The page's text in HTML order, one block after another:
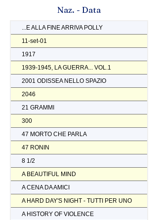
Naz. - Data
...E ALLA FINE ARRIVA POLLY
11-set-01
1917
1939-1945, LA GUERRA... VOL.1
2001 ODISSEA NELLO SPAZIO
2046
21 GRAMMI
300
47 MORTO CHE PARLA
47 RONIN
8 1/2
A BEAUTIFUL MIND
A CENA DA AMICI
A HARD DAY'S NIGHT - TUTTI PER UNO
A HISTORY OF VIOLENCE